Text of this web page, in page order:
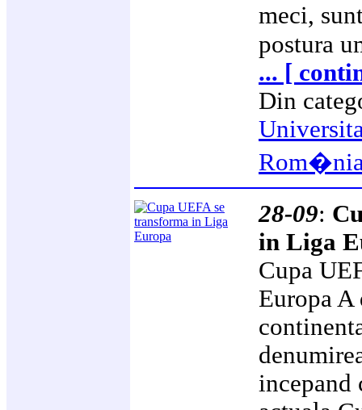
meci,
postura
... [
Din
28-09:
in Liga
Cupa
Europa
incepand